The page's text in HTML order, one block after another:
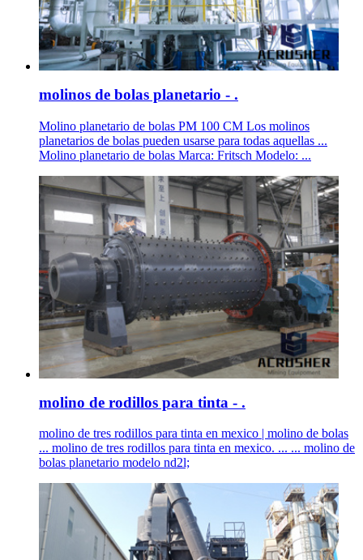
molinos de bolas planetario - .
Molino planetario de bolas PM 100 CM Los molinos
planetarios de bolas pueden usarse para todas aquellas ...
Molino planetario de bolas Marca: Fritsch Modelo: ...
molino de rodillos para tinta - .
molino de tres rodillos para tinta en mexico | molino de bolas
... molino de tres rodillos para tinta en mexico. ... ... molino de
bolas planetario modelo nd2l;